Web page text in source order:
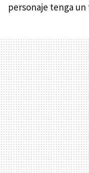
personaje tenga un